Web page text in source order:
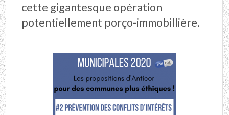
cette gigantesque opération
potentiellement porço-immobillière.